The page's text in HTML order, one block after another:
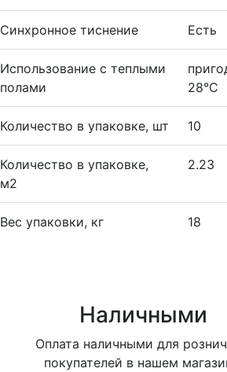
Синхронное тиснение Есть
Использование с теплыми
полами
28°С
Количество в упаковке, шт 10
Количество в упаковке,
м2
2.23
Вес упаковки, кг 18
Наличными
Оплата наличными для
покупателей в нашем